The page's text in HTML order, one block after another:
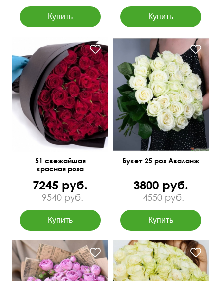
50 см 60 см
51 свежайшая
красная роза
7245 руб.
9540 руб.
50 см 25 см
Букет 25 роз Аваланж
3800 руб.
4550 руб.